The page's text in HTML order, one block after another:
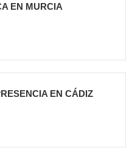
EN MURCIA
EN CÁDIZ